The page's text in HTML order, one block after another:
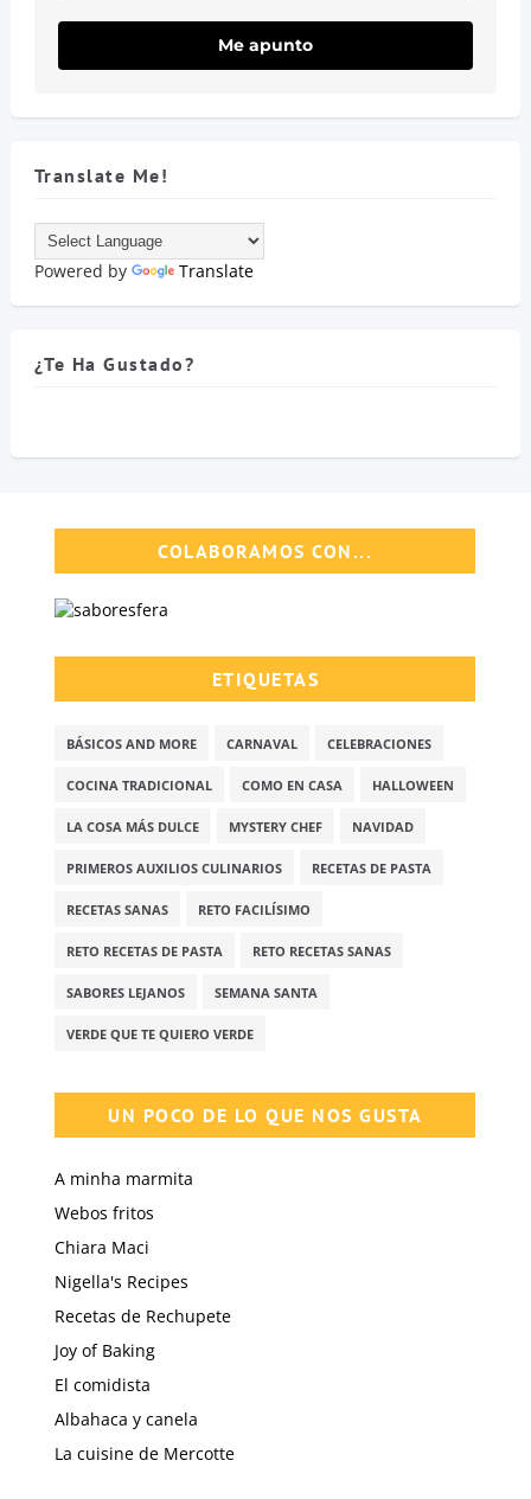
Me apunto
Translate Me!
Powered by Translate
¿Te Ha Gustado?
COLABORAMOS CON...
ETIQUETAS
BÁSICOS AND MORE CARNAVAL CELEBRACIONES
COCINA TRADICIONAL COMO EN CASA HALLOWEEN
LA COSA MÁS DULCE MYSTERY CHEF NAVIDAD
PRIMEROS AUXILIOS CULINARIOS RECETAS DE PASTA
RECETAS SANAS RETO FACILÍSIMO
RETO RECETAS DE PASTA RETO RECETAS SANAS
SABORES LEJANOS SEMANA SANTA
VERDE QUE TE QUIERO VERDE
UN POCO DE LO QUE NOS GUSTA
A minha marmita
Webos fritos
Chiara Maci
Nigella's Recipes
Recetas de Rechupete
Joy of Baking
El comidista
Albahaca y canela
La cuisine de Mercotte